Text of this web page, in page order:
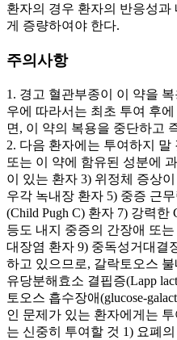
환자의 경우 환자의 반응성
게 증량하여야 한다.
주의사항
1. 경고 혈관부종이 이 약을
우에 따라서는 최초 투여 후
면, 이 약의 복용을 중단하고
2. 다음 환자에는 투여하지 말
또는 이 약에 함유된 성분에
이 있는 환자 3) 위정체 증상
우각 녹내장 환자 5) 중증 근
(Child Pugh C) 환자 7) 강력
등도 내지 중증의 간장애 또
대장염 환자 9) 중독성거대결
하고 있으므로, 갈락토오스 불
유당분해효소 결핍증(Lapp
토오스 흡수장애(glucose-
인 문제가 있는 환자에게는
는 신중히 투여할 것 1) 요폐